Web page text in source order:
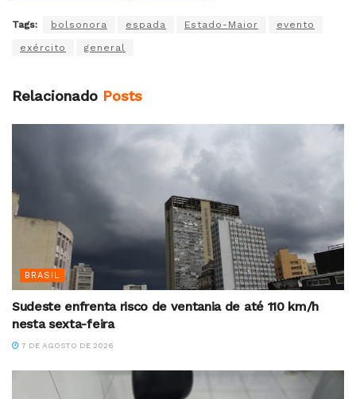
Tags: bolsonora espada Estado-Maior evento
exército general
Relacionado Posts
BRASIL
Sudeste enfrenta risco de ventania de até 110 km/h
nesta sexta-feira
7 DE AGOSTO DE 2026